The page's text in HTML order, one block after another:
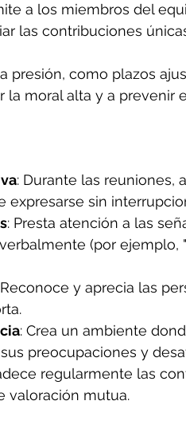
a los miembros del
las contribuciones
presión, como plazos
la moral alta y a prevenir
: Durante las reuniones,
expresarse sin
: Presta atención a las
(por ejemplo,
Reconoce y aprecia las
: Crea un ambiente
preocupaciones y
regularmente las
valoración mutua.